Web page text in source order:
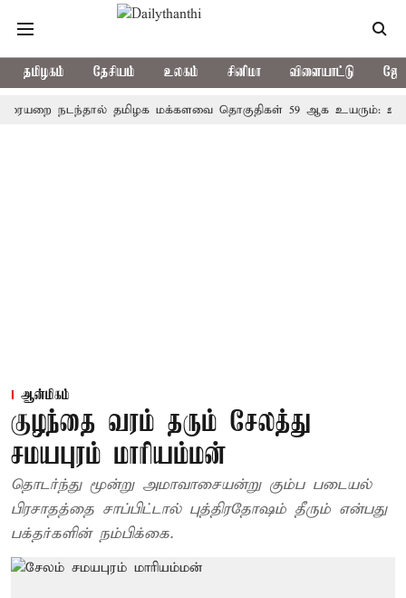
தமிழகம் தேசியம் உலகம் சினிமா விளையாட்டு
நடந்தால் தமிழக மக்களவை தொகுதிகள் 59 ஆக உயரும்: உத்தேச
ஆன்மிகம்
குழந்தை வரம் தரும் சேலத்து
சமயபுரம் மாரியம்மன்
தொடர்ந்து மூன்று அமாவாசையன்று கும்ப படையல்
பிரசாதத்தை சாப்பிட்டால் புத்திரதோஷம் தீரும் என்பது
பக்தர்களின் நம்பிக்கை.